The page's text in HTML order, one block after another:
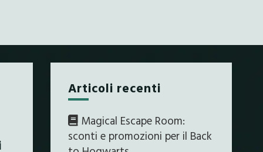
Articoli recenti
Magical Escape Room:
sconti e promozioni per il Back